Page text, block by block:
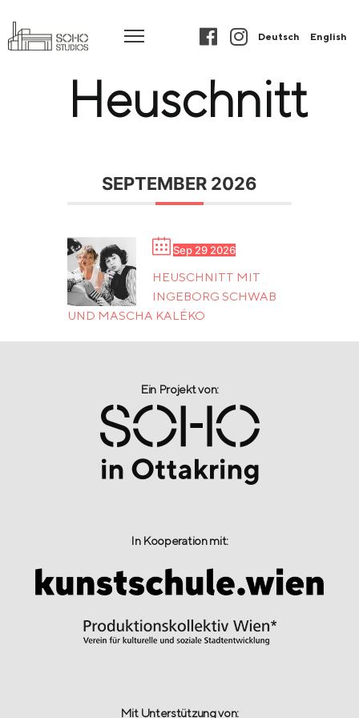
Deutsch English
Heuschnitt
SEPTEMBER 2026
Sep 29 2026
HEUSCHNITT MIT
INGEBORG SCHWAB
UND MASCHA KALÉKO
Ein Projekt von:​
In Kooperation mit:
Mit Unterstützung von: